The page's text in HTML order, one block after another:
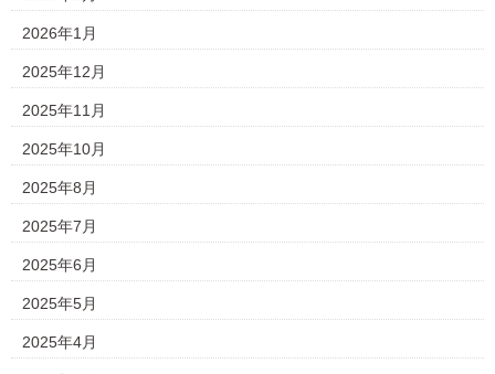
2026年1月
2025年12月
2025年11月
2025年10月
2025年8月
2025年7月
2025年6月
2025年5月
2025年4月